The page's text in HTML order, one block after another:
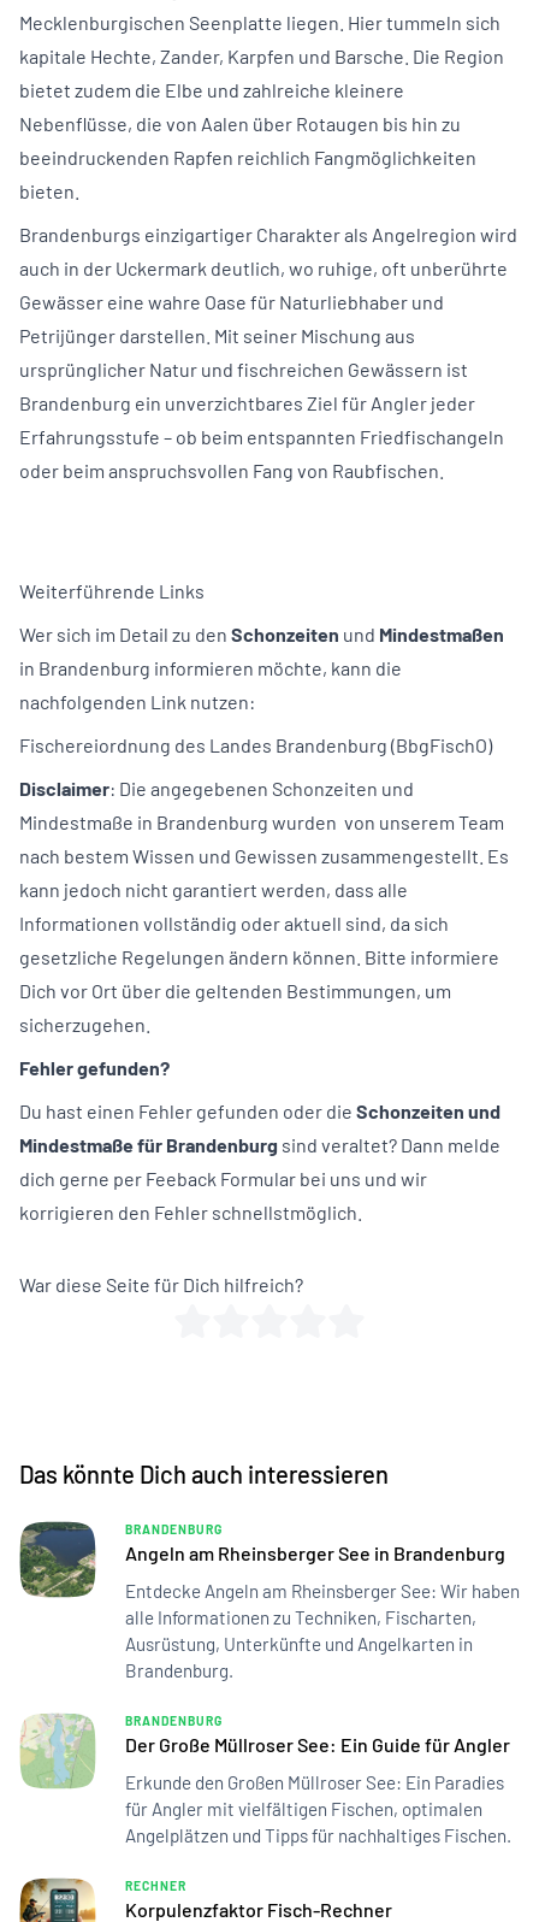
Mecklenburgischen Seenplatte liegen. Hier tummeln sich
kapitale Hechte, Zander, Karpfen und Barsche. Die Region
bietet zudem die Elbe und zahlreiche kleinere
Nebenflüsse, die von Aalen über Rotaugen bis hin zu
beeindruckenden Rapfen reichlich Fangmöglichkeiten
bieten.
Brandenburgs einzigartiger Charakter als Angelregion wird
auch in der Uckermark deutlich, wo ruhige, oft unberührte
Gewässer eine wahre Oase für Naturliebhaber und
Petrijünger darstellen. Mit seiner Mischung aus
ursprünglicher Natur und fischreichen Gewässern ist
Brandenburg ein unverzichtbares Ziel für Angler jeder
Erfahrungsstufe – ob beim entspannten Friedfischangeln
oder beim anspruchsvollen Fang von Raubfischen.
Weiterführende Links
Wer sich im Detail zu den Schonzeiten und Mindestmaßen
in Brandenburg informieren möchte, kann die
nachfolgenden Link nutzen:
Fischereiordnung des Landes Brandenburg (BbgFischO)
Disclaimer: Die angegebenen Schonzeiten und
Mindestmaße in Brandenburg wurden von unserem Team
nach bestem Wissen und Gewissen zusammengestellt. Es
kann jedoch nicht garantiert werden, dass alle
Informationen vollständig oder aktuell sind, da sich
gesetzliche Regelungen ändern können. Bitte informiere
Dich vor Ort über die geltenden Bestimmungen, um
sicherzugehen.
Fehler gefunden?
Du hast einen Fehler gefunden oder die Schonzeiten und
Mindestmaße für Brandenburg sind veraltet? Dann melde
dich gerne per Feeback Formular bei uns und wir
korrigieren den Fehler schnellstmöglich.
War diese Seite für Dich hilfreich?
Das könnte Dich auch interessieren
BRANDENBURG
Angeln am Rheinsberger See in Brandenburg
Entdecke Angeln am Rheinsberger See: Wir haben
alle Informationen zu Techniken, Fischarten,
Ausrüstung, Unterkünfte und Angelkarten in
Brandenburg.
BRANDENBURG
Der Große Müllroser See: Ein Guide für Angler
Erkunde den Großen Müllroser See: Ein Paradies
für Angler mit vielfältigen Fischen, optimalen
Angelplätzen und Tipps für nachhaltiges Fischen.
RECHNER
Korpulenzfaktor Fisch-Rechner